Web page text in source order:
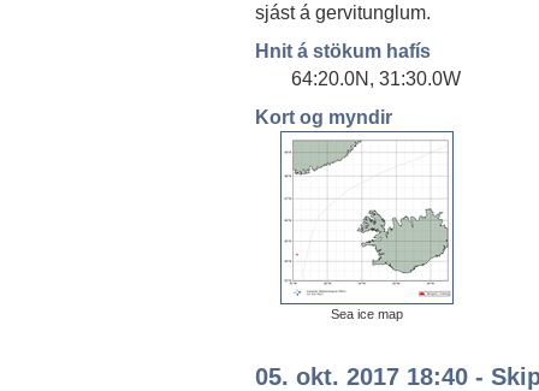
sjást á gervitunglum.
Hnit á stökum hafís
64:20.0N, 31:30.0W
Kort og myndir
Sea ice map
05. okt. 2017 18:40 -